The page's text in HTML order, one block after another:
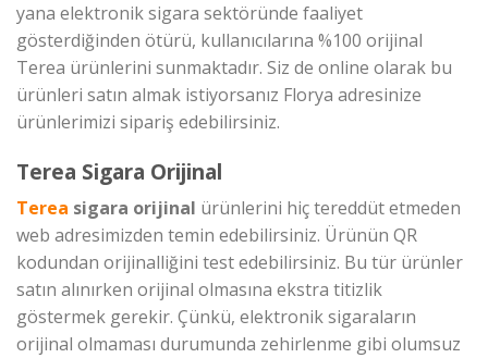
yana elektronik sigara sektöründe faaliyet
gösterdiğinden ötürü, kullanıcılarına %100 orijinal
Terea ürünlerini sunmaktadır. Siz de online olarak bu
ürünleri satın almak istiyorsanız Florya adresinize
ürünlerimizi sipariş edebilirsiniz.
Terea Sigara Orijinal
Terea sigara orijinal ürünlerini hiç tereddüt etmeden
web adresimizden temin edebilirsiniz. Ürünün QR
kodundan orijinalliğini test edebilirsiniz. Bu tür ürünler
satın alınırken orijinal olmasına ekstra titizlik
göstermek gerekir. Çünkü, elektronik sigaraların
orijinal olmaması durumunda zehirlenme gibi olumsuz